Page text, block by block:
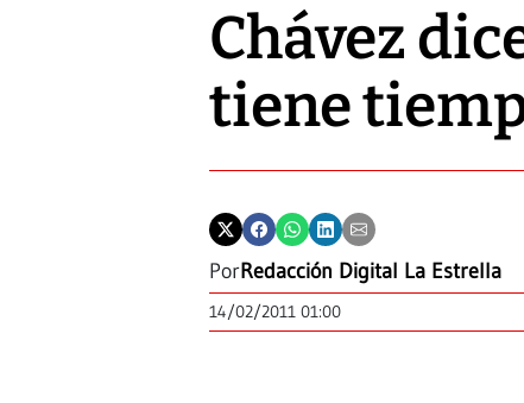
Chávez
tiene
PorRedacción Digital La Estrella
14/02/2011 01:00